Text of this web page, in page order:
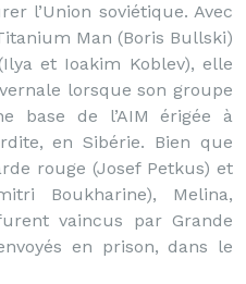
l’Union soviétique. Avec
Man (Boris Bullski)
et Ioakim Koblev), elle
lorsque son groupe
base de l’AIM érigée à
en Sibérie. Bien que
rouge (Josef Petkus) et
Boukharine), Melina,
vaincus par Grande
en prison, dans le